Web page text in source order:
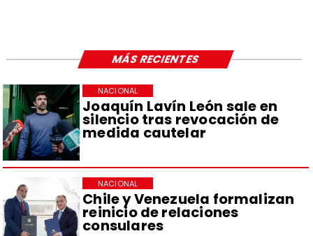
Joaquín Lavín León sale en
silencio tras revocación de
medida cautelar
NACIONAL
Chile y Venezuela formalizan
reinicio de relaciones
consulares
NACIONAL
MÁS RECIENTES